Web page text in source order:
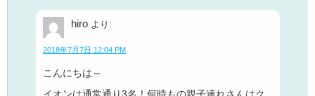
hiro より:
2018年7月7日 12:04 PM
こんにちは～